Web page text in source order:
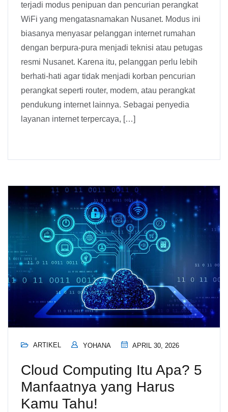
terjadi modus penipuan dan pencurian perangkat
WiFi yang mengatasnamakan Nusanet. Modus ini
biasanya menyasar pelanggan internet rumahan
dengan berpura-pura menjadi teknisi atau petugas
resmi Nusanet. Karena itu, pelanggan perlu lebih
berhati-hati agar tidak menjadi korban pencurian
perangkat seperti router, modem, atau perangkat
pendukung internet lainnya. Sebagai penyedia
layanan internet terpercaya, […]
ARTIKEL YOHANA APRIL 30, 2026
Cloud Computing Itu Apa? 5
Manfaatnya yang Harus
Kamu Tahu!